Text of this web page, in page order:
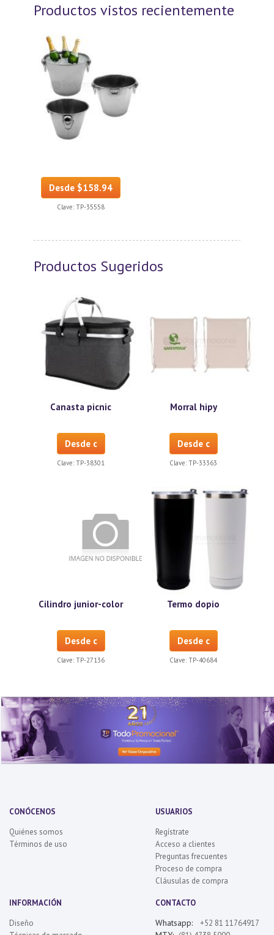
Productos vistos recientemente
Desde $158.94
Clave: TP-35558
Productos Sugeridos
Canasta picnic
Desde c
Clave: TP-38301
Morral hipy
Desde c
Clave: TP-33363
Cilindro junior-color
Desde c
Clave: TP-27136
Termo dopio
Desde c
Clave: TP-40684
CONÓCENOS
Quiénes somos
Términos de uso
USUARIOS
Regístrate
Acceso a clientes
Preguntas frecuentes
Proceso de compra
Cláusulas de compra
INFORMACIÓN
Diseño
CONTACTO
Whatsapp: +52 81 11764917